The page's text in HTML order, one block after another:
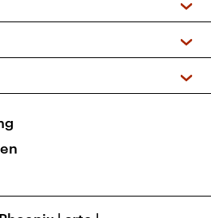
+ DAB+)